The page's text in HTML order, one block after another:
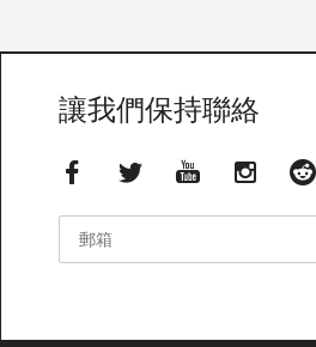
讓我們保持聯絡
郵箱
郵箱